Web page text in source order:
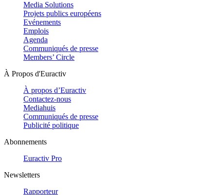
Media Solutions
Projets publics européens
Evénements
Emplois
Agenda
Communiqués de presse
Members’ Circle
À Propos d'Euractiv
À propos d’Euractiv
Contactez-nous
Mediahuis
Communiqués de presse
Publicité politique
Abonnements
Euractiv Pro
Newsletters
Rapporteur